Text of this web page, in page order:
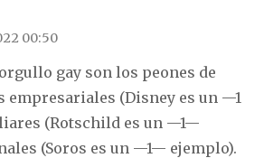
00:50
gay son los peones de
empresariales (Disney es un —1
(Rotschild es un —1—
(Soros es un —1— ejemplo).